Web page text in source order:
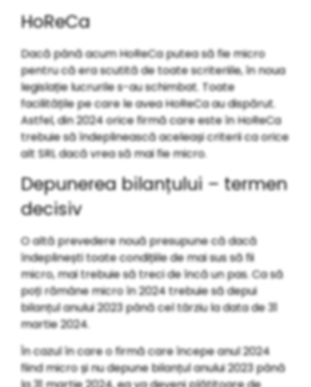
HoReCa
Dacă până acum HoReCa putea să fie micro
pentru că era scutită de toate scriteriile, în noua
legislație lucrurile s-au schimbat. Toate
facilitățile pe care le avea HoReCa au dispărut.
Astfel, din 2024 orice firmă care este în HoReCa
trebuie să îndeplinească aceleași criterii ca orice
alt SRL dacă vrea să mai fie micro.
Depunerea bilanțului – termen
decisiv
O altă prevedere nouă presupune că dacă
îndeplinești toate condițiile de mai sus să fii
micro, mai trebuie să treci de încă un pas. Ca să
poți rămâne micro în 2024 trebuie să depui
bilanțul anului 2023 până cel târziu la data de 31
martie 2024.
În cazul în care o firmă care începe anul 2024
fiind micro și nu depune bilanțul anului 2023 până